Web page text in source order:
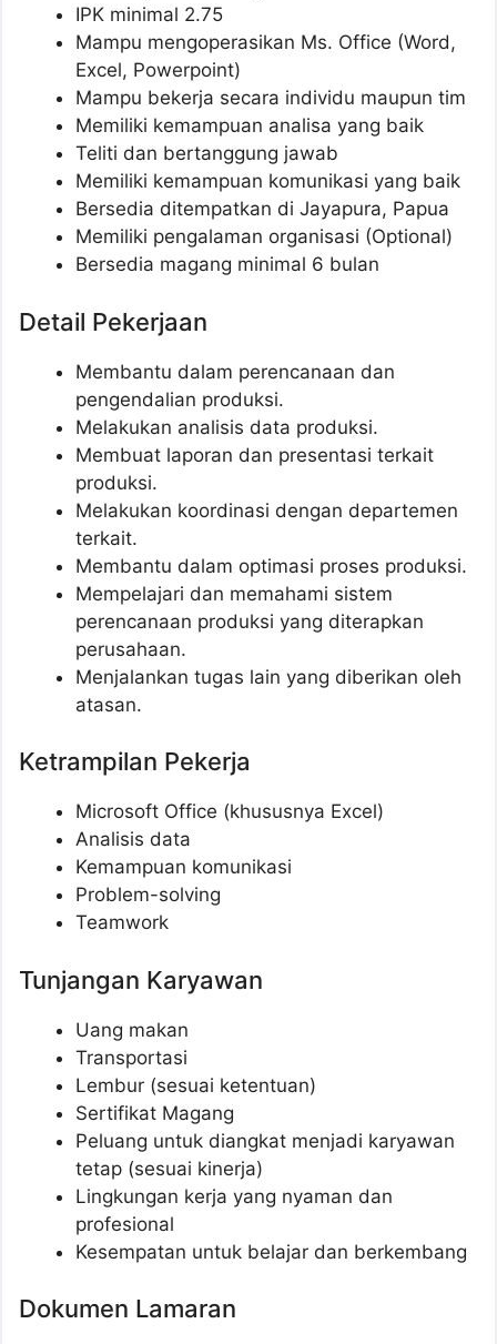
IPK minimal 2.75
Mampu mengoperasikan Ms. Office (Word,
Excel, Powerpoint)
Mampu bekerja secara individu maupun tim
Memiliki kemampuan analisa yang baik
Teliti dan bertanggung jawab
Memiliki kemampuan komunikasi yang baik
Bersedia ditempatkan di Jayapura, Papua
Memiliki pengalaman organisasi (Optional)
Bersedia magang minimal 6 bulan
Detail Pekerjaan
Membantu dalam perencanaan dan
pengendalian produksi.
Melakukan analisis data produksi.
Membuat laporan dan presentasi terkait
produksi.
Melakukan koordinasi dengan departemen
terkait.
Membantu dalam optimasi proses produksi.
Mempelajari dan memahami sistem
perencanaan produksi yang diterapkan
perusahaan.
Menjalankan tugas lain yang diberikan oleh
atasan.
Ketrampilan Pekerja
Microsoft Office (khususnya Excel)
Analisis data
Kemampuan komunikasi
Problem-solving
Teamwork
Tunjangan Karyawan
Uang makan
Transportasi
Lembur (sesuai ketentuan)
Sertifikat Magang
Peluang untuk diangkat menjadi karyawan
tetap (sesuai kinerja)
Lingkungan kerja yang nyaman dan
profesional
Kesempatan untuk belajar dan berkembang
Dokumen Lamaran